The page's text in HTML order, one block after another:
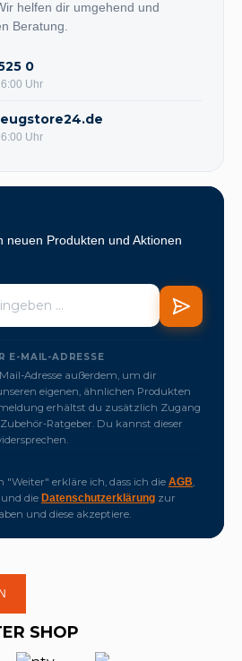
helfen dir umgehend und
Beratung.
0
Uhr
Uhr
neuen Produkten und Aktionen
E-MAIL-ADRESSE
Adresse außerdem, um dir
eigenen, ähnlichen Produkten
erhältst du zusätzlich Zugang
Ratgeber. Du kannst dieser
erkläre ich, dass ich die AGB,
und die Datenschutzerklärung zur
und diese akzeptiere.
SHOP